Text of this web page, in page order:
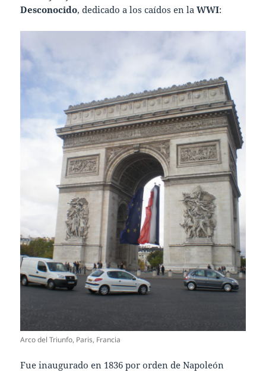
Desconocido, dedicado a los caídos en laWWI:
Arco del Triunfo, Paris, Francia
Fue inaugurado en 1836 por orden de Napoleón